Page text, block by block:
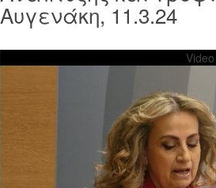
Αυγενάκη, 11.3.24